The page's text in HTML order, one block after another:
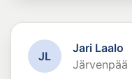
JL
Jari Laalo
Järvenpää